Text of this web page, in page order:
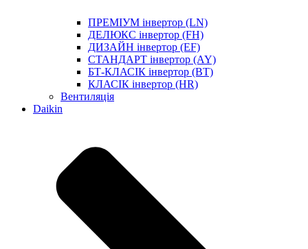
ПРЕМІУМ інвертор (LN)
ДЕЛЮКС інвертор (FH)
ДИЗАЙН інвертор (EF)
СТАНДАРТ інвертор (AY)
БТ-КЛАСІК інвертор (BT)
КЛАСІК інвертор (HR)
Вентиляція
Daikin